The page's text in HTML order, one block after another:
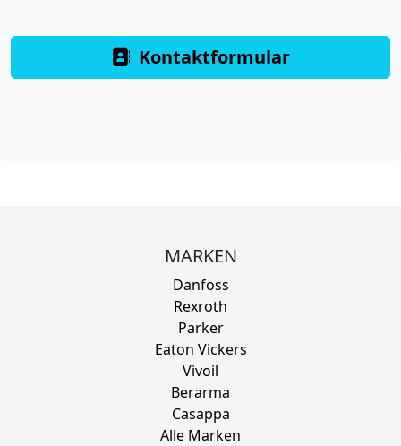
Kontaktformular
MARKEN
Danfoss
Rexroth
Parker
Eaton Vickers
Vivoil
Berarma
Casappa
Alle Marken